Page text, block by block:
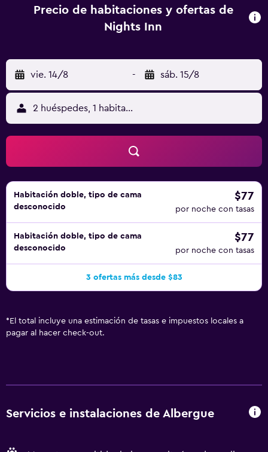
Precio de habitaciones y ofertas de
Nights Inn
vie. 14/8 - sáb. 15/8
2 huéspedes, 1 habitación
Habitación doble, tipo de cama
desconocido
$77
por noche con tasas
Habitación doble, tipo de cama
desconocido
$77
por noche con tasas
3 ofertas más desde $83
* El total incluye una estimación de tasas e impuestos locales a
pagar al hacer check-out.
Servicios e instalaciones de Albergue